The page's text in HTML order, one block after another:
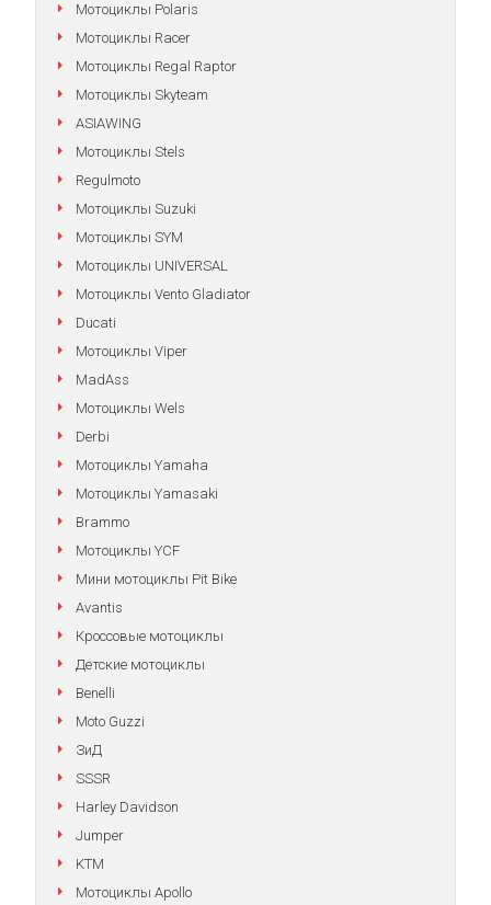
Мотоциклы Polaris
Мотоциклы Racer
Мотоциклы Regal Raptor
Мотоциклы Skyteam
ASIAWING
Мотоциклы Stels
Regulmoto
Мотоциклы Suzuki
Мотоциклы SYM
Мотоциклы UNIVERSAL
Мотоциклы Vento Gladiator
Ducati
Мотоциклы Viper
MadAss
Мотоциклы Wels
Derbi
Мотоциклы Yamaha
Мотоциклы Yamasaki
Brammo
Мотоциклы YCF
Мини мотоциклы Pit Bike
Avantis
Кроссовые мотоциклы
Детские мотоциклы
Benelli
Moto Guzzi
ЗиД
SSSR
Harley Davidson
Jumper
KTM
Мотоциклы Apollo